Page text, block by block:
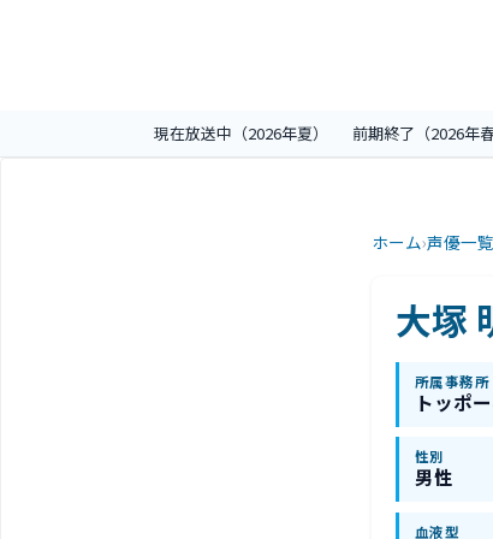
現在放送中（2026年夏） 前期終了（2026年春
ホーム›声優一覧
大塚
所属事務所
トッポ
性別
男性
血液型